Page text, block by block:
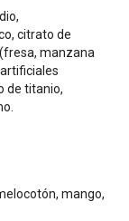
citrato de
manzana
de titanio,
mango,